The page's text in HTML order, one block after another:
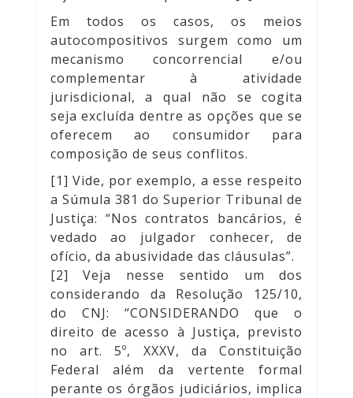
Em todos os casos, os meios
autocompositivos surgem como um
mecanismo concorrencial e/ou
complementar à atividade
jurisdicional, a qual não se cogita
seja excluída dentre as opções que se
oferecem ao consumidor para
composição de seus conflitos.
[1] Vide, por exemplo, a esse respeito
a Súmula 381 do Superior Tribunal de
Justiça: “Nos contratos bancários, é
vedado ao julgador conhecer, de
ofício, da abusividade das cláusulas”.
[2] Veja nesse sentido um dos
considerando da Resolução 125/10,
do CNJ: “CONSIDERANDO que o
direito de acesso à Justiça, previsto
no art. 5º, XXXV, da Constituição
Federal além da vertente formal
perante os órgãos judiciários, implica